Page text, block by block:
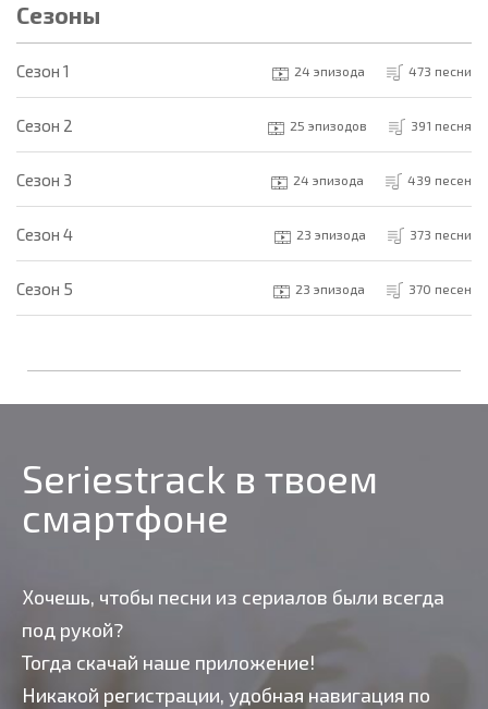
Сезоны
Cезон 1 24 эпизода 473 песни
Cезон 2 25 эпизодов 391 песня
Cезон 3 24 эпизода 439 песен
Cезон 4 23 эпизода 373 песни
Cезон 5 23 эпизода 370 песен
Seriestrack в твоем
смартфоне
Хочешь, чтобы песни из сериалов были всегда
под рукой?
Тогда скачай наше приложение!
Никакой регистрации, удобная навигация по